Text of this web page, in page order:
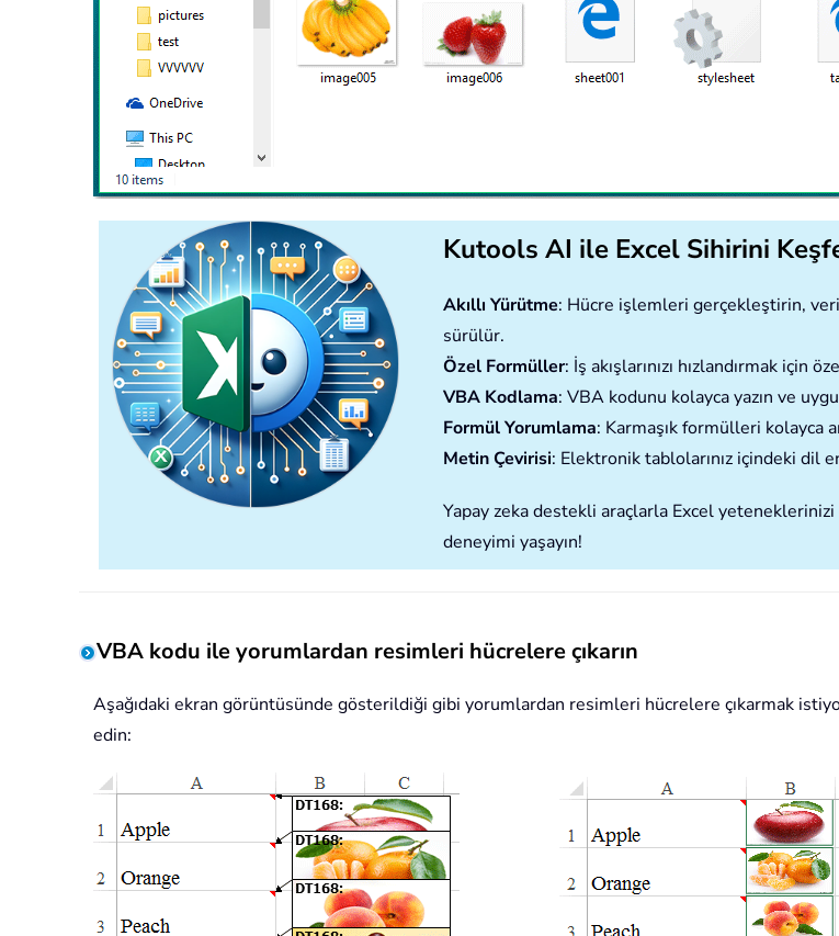
Kutools AI ile Excel Sihirini
Akıllı Yürütme: Hücre işlemleri gerçekleştirin,
sürülür.
Özel Formüller: İş akışlarınızı hızlandırmak için
VBA Kodlama: VBA kodunu kolayca yazın ve
Formül Yorumlama: Karmaşık formülleri kolayca
Metin Çevirisi: Elektronik tablolarınız içindeki dil
Yapay zeka destekli araçlarla Excel
deneyimi yaşayın!
VBA kodu ile yorumlardan resimleri hücrelere çıkarın
Aşağıdaki ekran görüntüsünde gösterildiği gibi yorumlardan resimleri hücrelere çıkarmak
edin: